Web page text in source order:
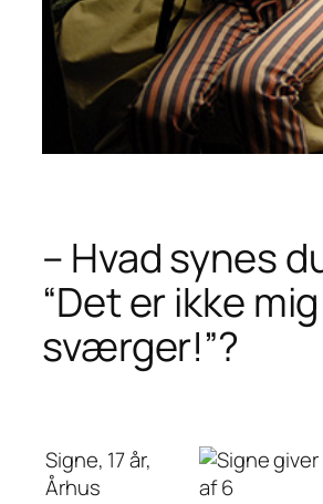
– Hvad synes
“Det er ikke
sværger!”?
Signe, 17 år,
Århus